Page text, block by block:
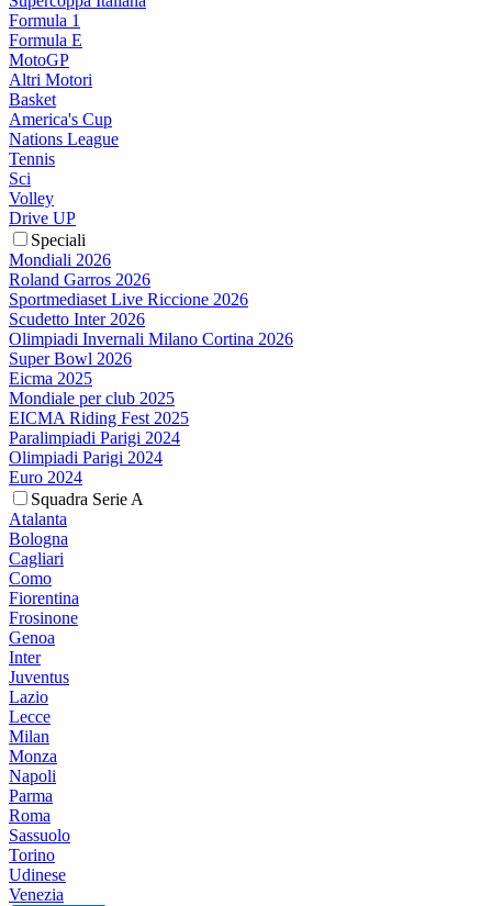
Formula 1
Formula E
MotoGP
Altri Motori
Basket
America's Cup
Nations League
Tennis
Sci
Volley
Drive UP
Speciali
Mondiali 2026
Roland Garros 2026
Sportmediaset Live Riccione 2026
Scudetto Inter 2026
Olimpiadi Invernali Milano Cortina 2026
Super Bowl 2026
Eicma 2025
Mondiale per club 2025
EICMA Riding Fest 2025
Paralimpiadi Parigi 2024
Olimpiadi Parigi 2024
Euro 2024
Squadra Serie A
Atalanta
Bologna
Cagliari
Como
Fiorentina
Frosinone
Genoa
Inter
Juventus
Lazio
Lecce
Milan
Monza
Napoli
Parma
Roma
Sassuolo
Torino
Udinese
Venezia